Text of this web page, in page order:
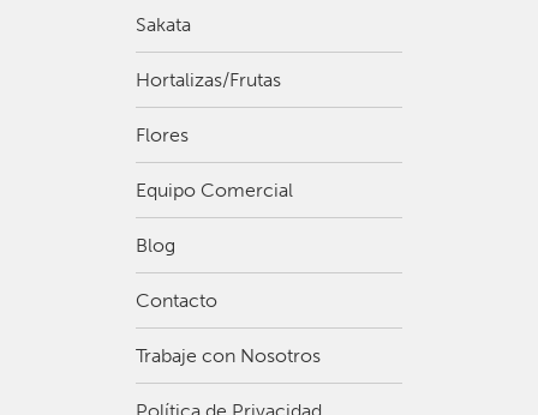
Sakata
Hortalizas/Frutas
Flores
Equipo Comercial
Blog
Contacto
Trabaje con Nosotros